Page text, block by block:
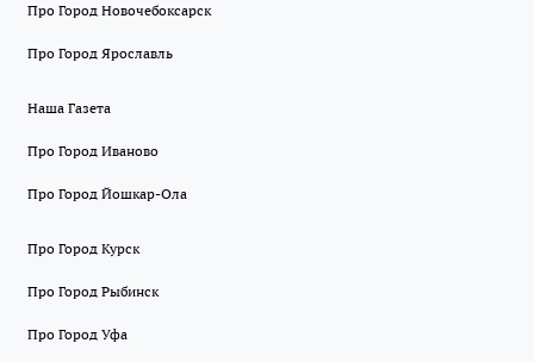
Про Город Новочебоксарск
Про Город Ярославль
Наша Газета
Про Город Иваново
Про Город Йошкар-Ола
Про Город Курск
Про Город Рыбинск
Про Город Уфа